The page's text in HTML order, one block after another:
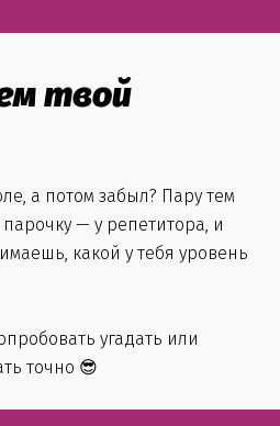
твой
а потом забыл? Пару тем
— у репетитора, и
какой у тебя уровень
угадать или
точно 😎